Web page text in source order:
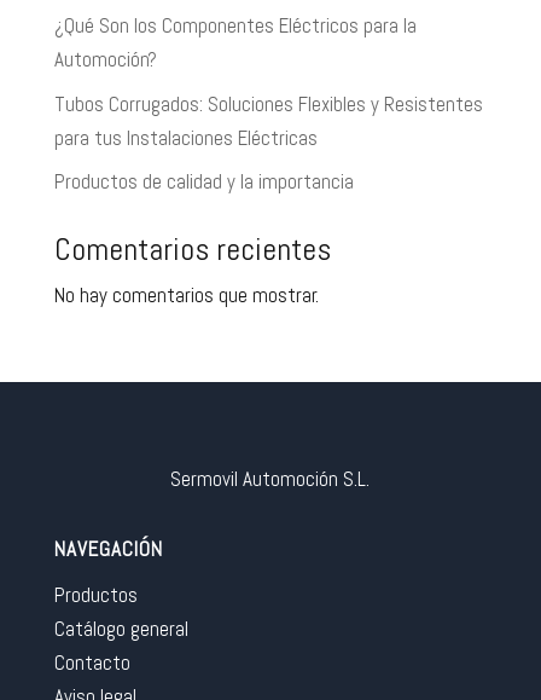
¿Qué Son los Componentes Eléctricos para la
Automoción?
Tubos Corrugados: Soluciones Flexibles y Resistentes
para tus Instalaciones Eléctricas
Productos de calidad y la importancia
Comentarios recientes
No hay comentarios que mostrar.
Sermovil Automoción S.L.
NAVEGACIÓN
Productos
Catálogo general
Contacto